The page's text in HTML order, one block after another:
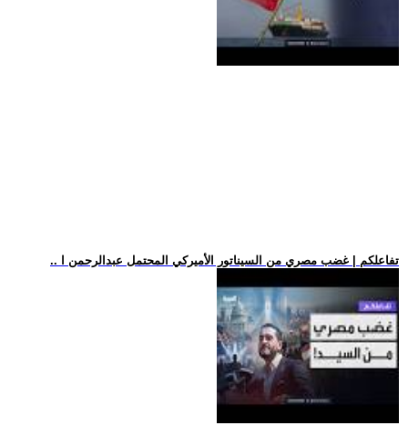
.. تفاعلكم | غضب مصري من السيناتور الأميركي المحتمل عبدالرحمن ا